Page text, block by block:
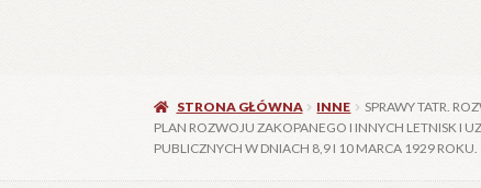
STRONA GŁÓWNA INNE
SPRAWY TATR.
PLAN ROZWOJU ZAKOPANEGO I INNYCH LETNISK I
PUBLICZNYCH W DNIACH 8,9 I 10 MARCA 1929 ROKU.